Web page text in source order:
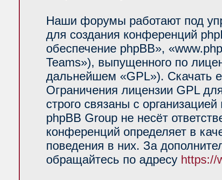
Наши форумы работают под
для создания конференций
обеспечение phpBB»,
Teams»), выпущенного по
дальнейшем «GPL»). Скачать
Ограничения лицензии GPL
строго связаны с
phpBB Group не несёт
конференций определяет в
поведения в них. За
обращайтесь по адресу https://